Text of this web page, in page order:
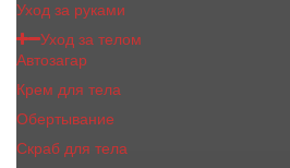
Уход за руками
Уход за телом
Автозагар
Крем для тела
Обертывание
Скраб для тела